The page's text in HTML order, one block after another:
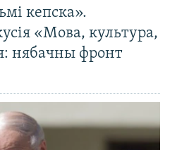
кепска».
«Мова, культура,
нябачны фронт